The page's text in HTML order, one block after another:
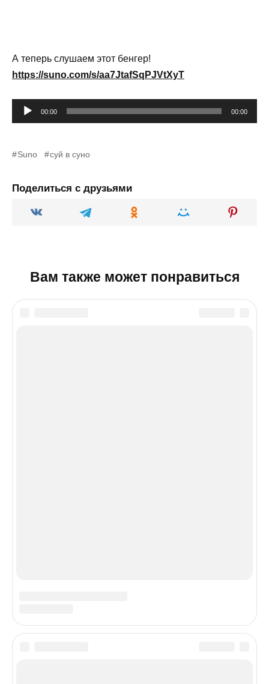
А теперь слушаем этот бенгер!
https://suno.com/s/aa7JtafSqPJVtXyT
Аудиоплеер
00:00 00:00
Suno суй в суно
Поделиться с друзьями
Вам также может понравиться